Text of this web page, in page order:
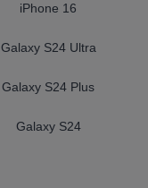
iPhone 16
Galaxy S24 Ultra
Galaxy S24 Plus
Galaxy S24